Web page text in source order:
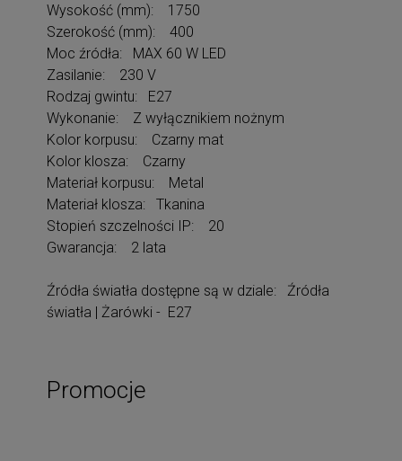
Wysokość (mm): 1750
Szerokość (mm): 400
Moc źródła: MAX 60 W LED
Zasilanie: 230 V
Rodzaj gwintu: E27
Wykonanie: Z wyłącznikiem nożnym
Kolor korpusu: Czarny mat
Kolor klosza: Czarny
Materiał korpusu: Metal
Materiał klosza: Tkanina
Stopień szczelności IP: 20
Gwarancja: 2 lata
Źródła światła dostępne są w dziale: Źródła
światła | Żarówki - E27
Promocje